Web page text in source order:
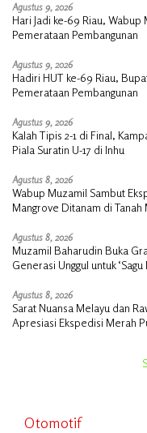
Agustus 9, 2026
Hari Jadi ke-69 Riau, Wabup
Pemerataan Pembangunan
Agustus 9, 2026
Hadiri HUT ke-69 Riau,
Pemerataan Pembangunan
Agustus 9, 2026
Kalah Tipis 2-1 di Final,
Piala Suratin U-17 di Inhu
Agustus 8, 2026
Wabup Muzamil Sambut
Mangrove Ditanam di Tanah
Agustus 8, 2026
Muzamil Baharudin Buka
Generasi Unggul untuk
Agustus 8, 2026
Sarat Nuansa Melayu dan
Apresiasi Ekspedisi Merah
Otomotif